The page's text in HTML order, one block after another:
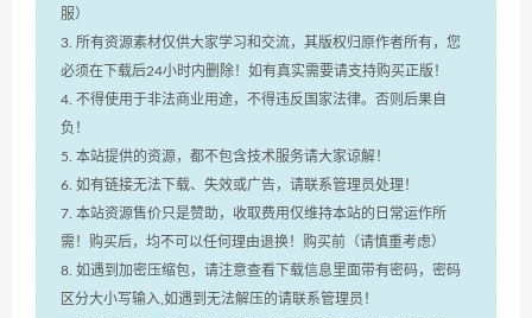
服）
3. 所有资源素材仅供大家学习和交流，其版权归原作者所有，您
必须在下载后24小时内删除！如有真实需要请支持购买正版！
4. 不得使用于非法商业用途，不得违反国家法律。否则后果自
负！
5. 本站提供的资源，都不包含技术服务请大家谅解！
6. 如有链接无法下载、失效或广告，请联系管理员处理！
7. 本站资源售价只是赞助，收取费用仅维持本站的日常运作所
需！购买后，均不可以任何理由退换！购买前（请慎重考虑）
8. 如遇到加密压缩包，请注意查看下载信息里面带有密码，密码
区分大小写输入,如遇到无法解压的请联系管理员！